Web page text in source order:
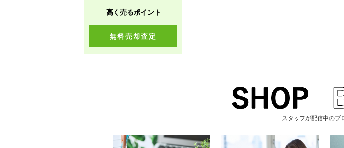
高く売るポイント
無料売却査定
スタッフが配信中のブ